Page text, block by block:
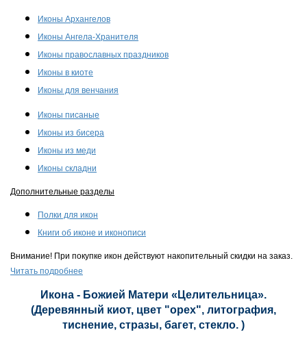
Иконы Архангелов
Иконы Ангела-Хранителя
Иконы православных праздников
Иконы в киоте
Иконы для венчания
Иконы писаные
Иконы из бисера
Иконы из меди
Иконы складни
Дополнительные разделы
Полки для икон
Книги об иконе и иконописи
Внимание! При покупке икон действуют накопительный скидки на заказ.
Читать подробнее
Икона - Божией Матери «Целительница».
(Деревянный киот, цвет "орех", литография,
тиснение, стразы, багет, стекло. )